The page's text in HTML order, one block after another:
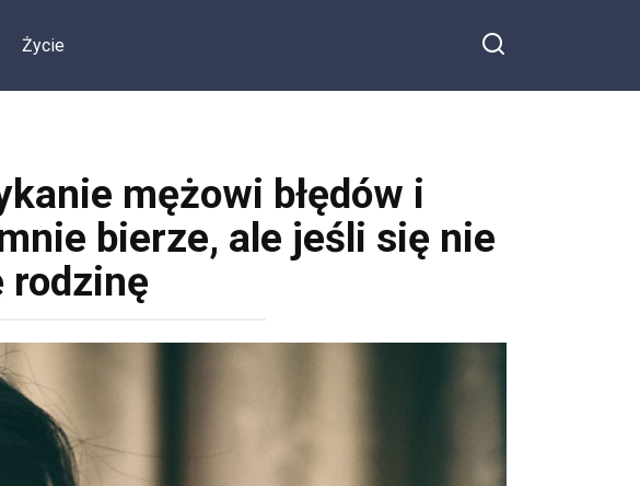
Życie
mężowi błędów i
bierze, ale jeśli się nie
rodzinę